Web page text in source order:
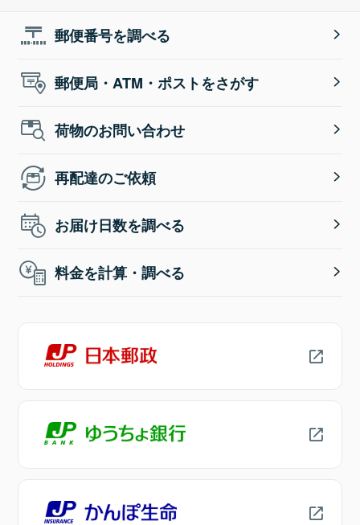
郵便番号を調べる
郵便局・ATM・ポストをさがす
荷物のお問い合わせ
再配達のご依頼
お届け日数を調べる
料金を計算・調べる